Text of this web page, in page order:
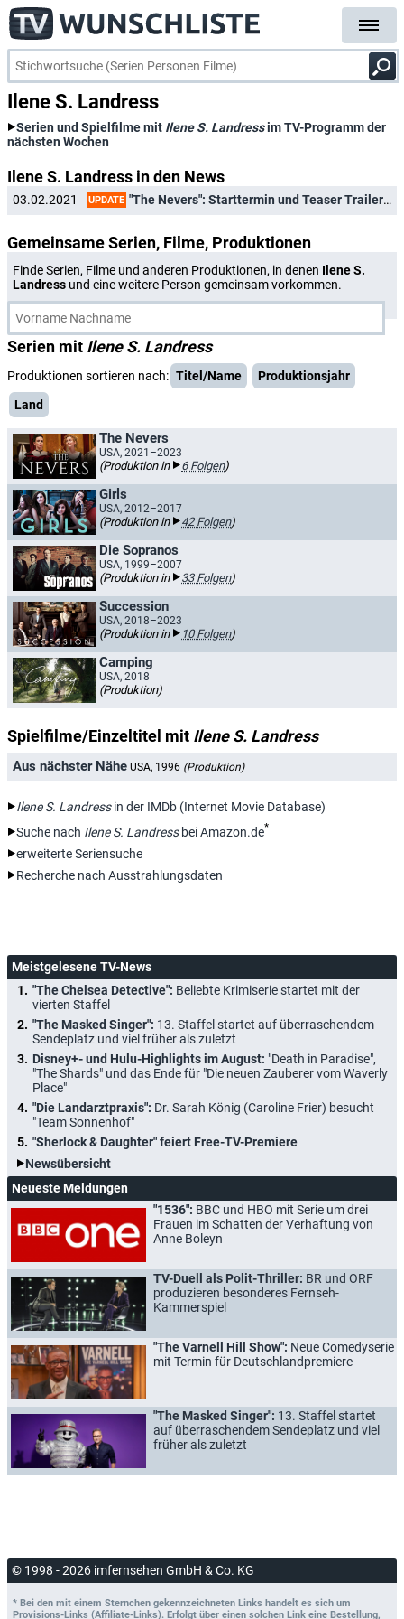
Ilene S. Landress
Serien und Spielfilme mit Ilene S. Landressim TV-Programm der
nächsten Wochen
Ilene S. Landress in den News
03.02.2021 UPDATE "The Nevers": Starttermin und Teaser Trailer zu neuem Sci-Fi-Drama
Gemeinsame Serien, Filme, Produktionen
Finde Serien, Filme und anderen Produktionen, in denen Ilene S.
Landress und eine weitere Person gemeinsam vorkommen.
Serien mit Ilene S. Landress
Produktionen sortieren nach: Titel/Name
Produktionsjahr
Land
The Nevers
USA, 2021–2023
(Produktion in 6 Folgen)
Girls
USA, 2012–2017
(Produktion in 42 Folgen)
Die Sopranos
USA, 1999–2007
(Produktion in 33 Folgen)
Succession
USA, 2018–2023
(Produktion in 10 Folgen)
Camping
USA, 2018
(Produktion)
Spielfilme/Einzeltitel mit Ilene S. Landress
Aus nächster Nähe USA, 1996 (Produktion)
Ilene S. Landressin der IMDb (Internet Movie Database)
Suche nach Ilene S. Landressbei Amazon.de*
erweiterte Seriensuche
Recherche nach Ausstrahlungsdaten
Meistgelesene TV-News
"The Chelsea Detective": Beliebte Krimiserie startet mit der
vierten Staffel
"The Masked Singer": 13. Staffel startet auf überraschendem
Sendeplatz und viel früher als zuletzt
Disney+- und Hulu-Highlights im August: "Death in Paradise",
"The Shards" und das Ende für "Die neuen Zauberer vom Waverly
Place"
"Die Landarztpraxis": Dr. Sarah König (Caroline Frier) besucht
"Team Sonnenhof"
"Sherlock & Daughter" feiert Free-TV-Premiere
Newsübersicht
Neueste Meldungen
"1536": BBC und HBO mit Serie um drei
Frauen im Schatten der Verhaftung von
Anne Boleyn
TV-Duell als Polit-Thriller: BR und ORF
produzieren besonderes Fernseh-
Kammerspiel
"The Varnell Hill Show": Neue Comedyserie
mit Termin für Deutschlandpremiere
"The Masked Singer": 13. Staffel startet
auf überraschendem Sendeplatz und viel
früher als zuletzt
© 1998 - 2026 imfernsehen GmbH & Co. KG
* Bei den mit einem Sternchen gekennzeichneten Links handelt es sich um
Provisions-Links (Affiliate-Links). Erfolgt über einen solchen Link eine Bestellung,